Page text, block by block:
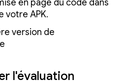
en page du code dans
votre APK.
version de
l'évaluation